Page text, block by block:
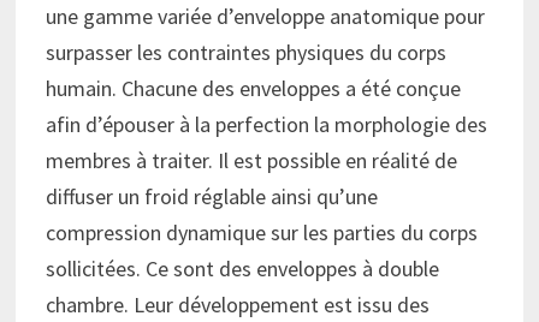
une gamme variée d’enveloppe anatomique pour
surpasser les contraintes physiques du corps
humain. Chacune des enveloppes a été conçue
afin d’épouser à la perfection la morphologie des
membres à traiter. Il est possible en réalité de
diffuser un froid réglable ainsi qu’une
compression dynamique sur les parties du corps
sollicitées. Ce sont des enveloppes à double
chambre. Leur développement est issu des